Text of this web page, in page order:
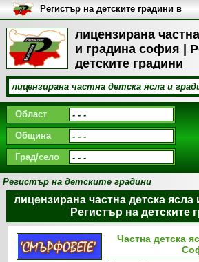
лицензирана
и градина софия |
детските градини
Регистър на детските градини в
България
Област
Община
Град/село
Регистър на детските градини
лицензирана частна детска ясла
Регистър на детските
Частна детска